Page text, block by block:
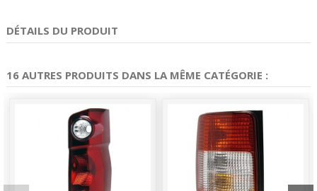
DÉTAILS DU PRODUIT
16 AUTRES PRODUITS DANS LA MÊME CATÉGORIE :